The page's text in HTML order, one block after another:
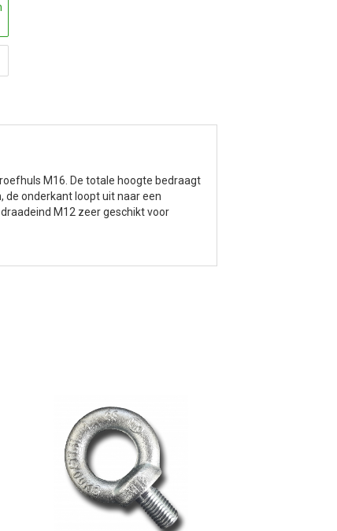
M16. De totale hoogte bedraagt
de onderkant loopt uit naar een
M12 zeer geschikt voor